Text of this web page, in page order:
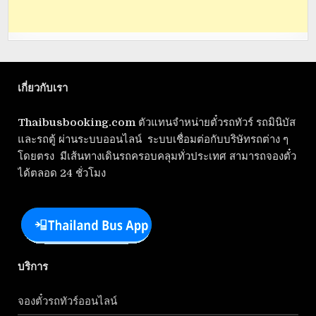
เกี่ยวกับเรา
Thaibusbooking.com ตัวแทนจำหน่ายตั๋วรถทัวร์ รถมินิบัส
และรถตู้ ผ่านระบบออนไลน์ ระบบเชื่อมต่อกับบริษัทรถต่าง ๆ
โดยตรง มีเส้นทางเดินรถครอบคลุมทั่วประเทศ สามารถจองตั๋ว
ได้ตลอด 24 ชั่วโมง
บริการ
จองตั๋วรถทัวร์ออนไลน์